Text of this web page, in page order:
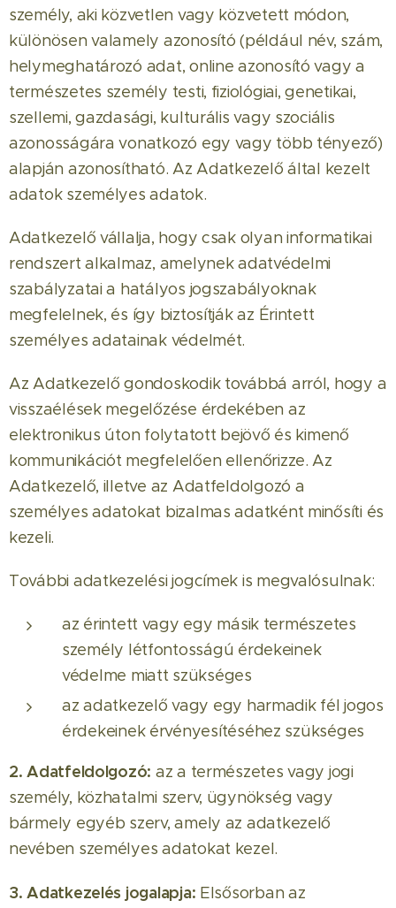
személy, aki közvetlen vagy közvetett módon,
különösen valamely azonosító (például név, szám,
helymeghatározó adat, online azonosító vagy a
természetes személy testi, fiziológiai, genetikai,
szellemi, gazdasági, kulturális vagy szociális
azonosságára vonatkozó egy vagy több tényező)
alapján azonosítható. Az Adatkezelő által kezelt
adatok személyes adatok.
Adatkezelő vállalja, hogy csak olyan informatikai
rendszert alkalmaz, amelynek adatvédelmi
szabályzatai a hatályos jogszabályoknak
megfelelnek, és így biztosítják az Érintett
személyes adatainak védelmét.
Az Adatkezelő gondoskodik továbbá arról, hogy a
visszaélések megelőzése érdekében az
elektronikus úton folytatott bejövő és kimenő
kommunikációt megfelelően ellenőrizze. Az
Adatkezelő, illetve az Adatfeldolgozó a
személyes adatokat bizalmas adatként minősíti és
kezeli.
További adatkezelési jogcímek is megvalósulnak:
az érintett vagy egy másik természetes
személy létfontosságú érdekeinek
védelme miatt szükséges
az adatkezelő vagy egy harmadik fél jogos
érdekeinek érvényesítéséhez szükséges
2. Adatfeldolgozó: az a természetes vagy jogi
személy, közhatalmi szerv, ügynökség vagy
bármely egyéb szerv, amely az adatkezelő
nevében személyes adatokat kezel.
3. Adatkezelés jogalapja: Elsősorban az